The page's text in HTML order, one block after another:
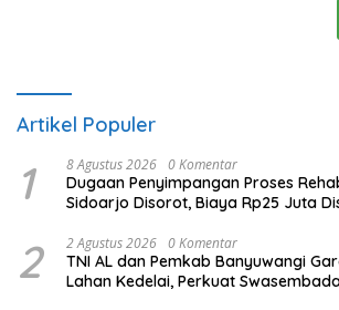
Artikel Populer
1 8 Agustus 2026 0 Komentar
Dugaan Penyimpangan Proses
Sidoarjo Disorot, Biaya Rp25 Juta
2 2 Agustus 2026 0 Komentar
TNI AL dan Pemkab Banyuwangi
Lahan Kedelai, Perkuat